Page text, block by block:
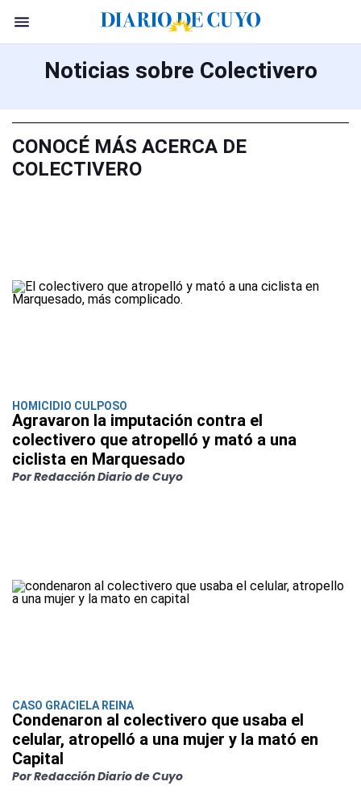
Noticias sobre Colectivero
CONOCÉ MÁS ACERCA DE
COLECTIVERO
HOMICIDIO CULPOSO
Agravaron la imputación contra el
colectivero que atropelló y mató a una
ciclista en Marquesado
Por Redacción Diario de Cuyo
CASO GRACIELA REINA
Condenaron al colectivero que usaba el
celular, atropelló a una mujer y la mató en
Capital
Por Redacción Diario de Cuyo